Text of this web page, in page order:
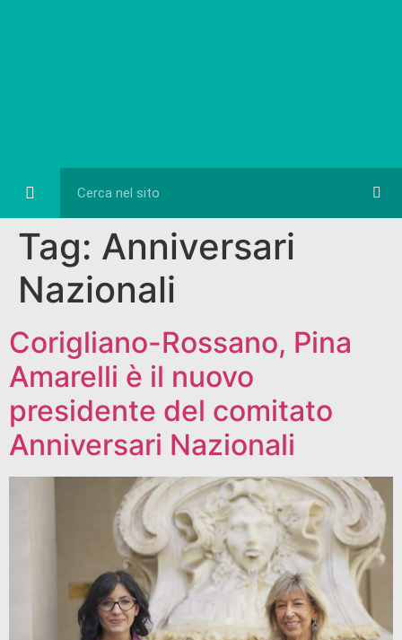
Tag: Anniversari
Nazionali
Corigliano-Rossano, Pina
Amarelli è il nuovo
presidente del comitato
Anniversari Nazionali